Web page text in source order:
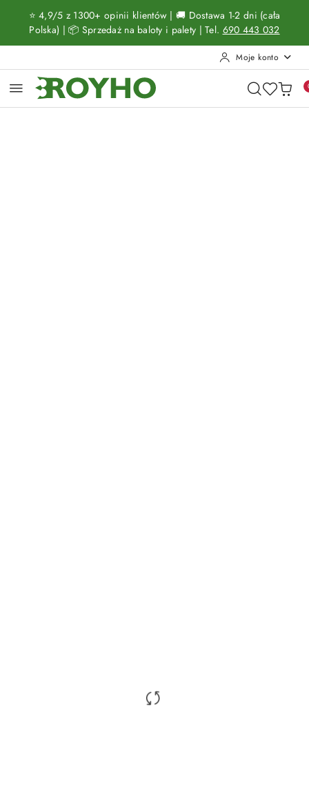
Przejdź do treści głównej
Przejdź do wyszukiwarki
Przejdź do moje konto
Przejdź do menu głównego
Przejdź do opisu produktu
Przejdź do stopki
⭐ 4,9/5 z 1300+ opinii klientów | 🚚 Dostawa 1-2 dni (cała
Polska) | 📦 Sprzedaż na baloty i palety | Tel. 690 443 032
Moje konto